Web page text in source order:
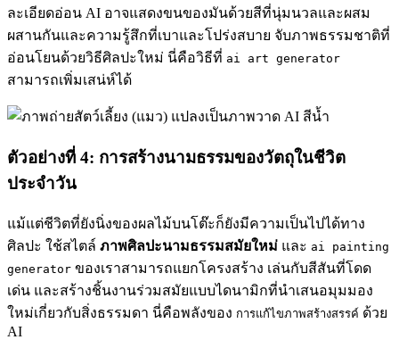
ละเอียดอ่อน AI อาจแสดงขนของมันด้วยสีที่นุ่มนวลและผสม
ผสานกันและความรู้สึกที่เบาและโปร่งสบาย จับภาพธรรมชาติที่
อ่อนโยนด้วยวิธีศิลปะใหม่ นี่คือวิธีที่ ai art generator
สามารถเพิ่มเสน่ห์ได้
ตัวอย่างที่ 4: การสร้างนามธรรมของวัตถุในชีวิต
ประจำวัน
แม้แต่ชีวิตที่ยังนิ่งของผลไม้บนโต๊ะก็ยังมีความเป็นไปได้ทาง
ศิลปะ ใช้สไตล์ ภาพศิลปะนามธรรมสมัยใหม่ และ ai painting
generator ของเราสามารถแยกโครงสร้าง เล่นกับสีสันที่โดด
เด่น และสร้างชิ้นงานร่วมสมัยแบบไดนามิกที่นำเสนอมุมมอง
ใหม่เกี่ยวกับสิ่งธรรมดา นี่คือพลังของ การแก้ไขภาพสร้างสรรค์ ด้วย
AI